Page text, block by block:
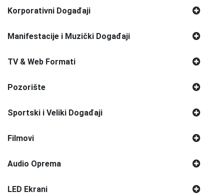
Korporativni Događaji
Manifestacije i Muzički Događaji
TV & Web Formati
Pozorište
Sportski i Veliki Događaji
Filmovi
Audio Oprema
LED Ekrani